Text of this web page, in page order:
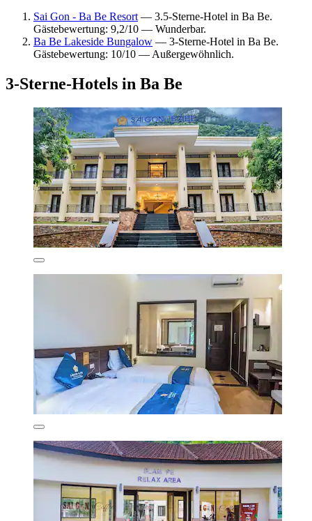
Sai Gon - Ba Be Resort — 3.5-Sterne-Hotel in Ba Be.
Gästebewertung: 9,2/10 — Wunderbar.
Ba Be Lakeside Bungalow — 3-Sterne-Hotel in Ba Be.
Gästebewertung: 10/10 — Außergewöhnlich.
3-Sterne-Hotels in Ba Be